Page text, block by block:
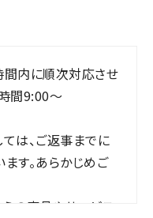
間内に順次対応させ
間9:00～
は、ご返事までに
す。あらかじめご
の商品やサービス